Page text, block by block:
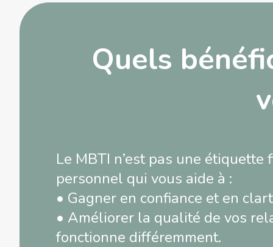
Quels
Le MBTI n’est pas une
personnel qui vous aide à :
• Gagner en confiance et en
• Améliorer la qualité de vos
fonctionne différemment.